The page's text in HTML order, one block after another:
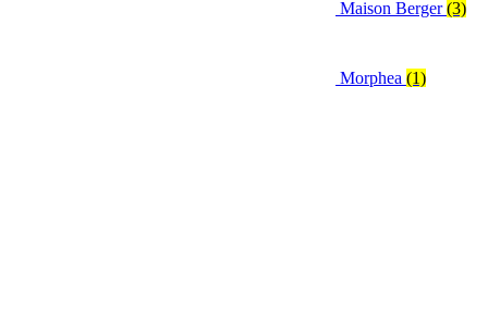
Maison Berger (3)
Morphea (1)